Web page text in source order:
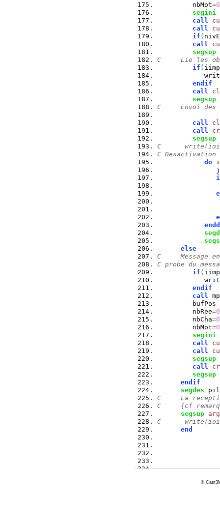
         nbMot
=0
segini
call
call
if (
call
segsup
C     Lie les
if (
endif
call
segsup
C     Envoi des
call
call
segsup
C
C Desactivation
do
else
C     Message
C probe du
if (
endif
call
         bufPos
         nbRee
=0
         nbCha
=0
         nbMot
=0
segini
call
call
segsup
call
segsup
endif
segdes
C     La
C     (cf
segsup
C
end
©